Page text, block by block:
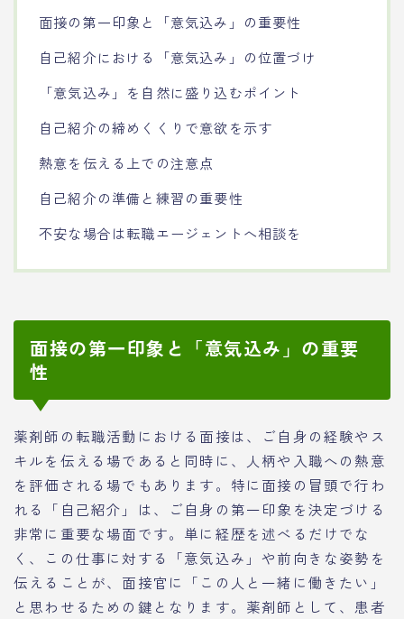
面接の第一印象と「意気込み」の重要性
自己紹介における「意気込み」の位置づけ
「意気込み」を自然に盛り込むポイント
自己紹介の締めくくりで意欲を示す
熱意を伝える上での注意点
自己紹介の準備と練習の重要性
不安な場合は転職エージェントへ相談を
面接の第一印象と「意気込み」の重要
性
薬剤師の転職活動における面接は、ご自身の経験やス
キルを伝える場であると同時に、人柄や入職への熱意
を評価される場でもあります。特に面接の冒頭で行わ
れる「自己紹介」は、ご自身の第一印象を決定づける
非常に重要な場面です。単に経歴を述べるだけでな
く、この仕事に対する「意気込み」や前向きな姿勢を
伝えることが、面接官に「この人と一緒に働きたい」
と思わせるための鍵となります。薬剤師として、患者